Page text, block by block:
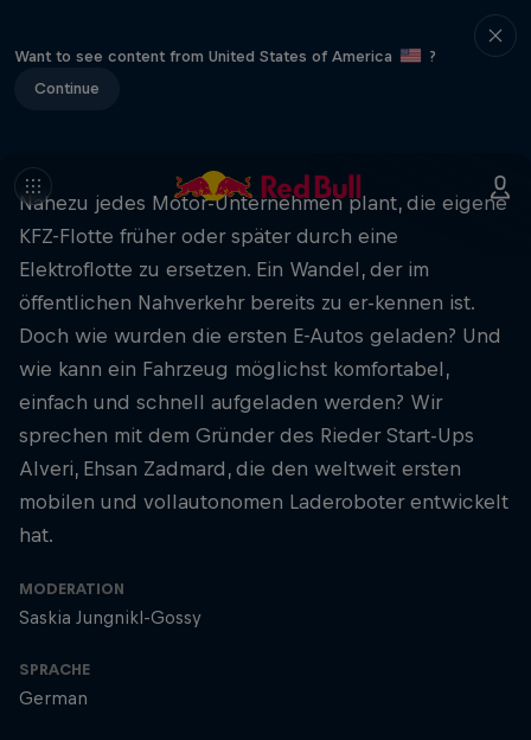
Want to see content from United States of America
?
Continue
Nahezu jedes Motor-Unternehmen plant, die eigene
KFZ-Flotte früher oder später durch eine
Elektroflotte zu ersetzen. Ein Wandel, der im
öffentlichen Nahverkehr bereits zu er-kennen ist.
Doch wie wurden die ersten E-Autos geladen? Und
wie kann ein Fahrzeug möglichst komfortabel,
einfach und schnell aufgeladen werden? Wir
sprechen mit dem Gründer des Rieder Start-Ups
Alveri, Ehsan Zadmard, die den weltweit ersten
mobilen und vollautonomen Laderoboter entwickelt
hat.
MODERATION
Saskia Jungnikl-Gossy
SPRACHE
German